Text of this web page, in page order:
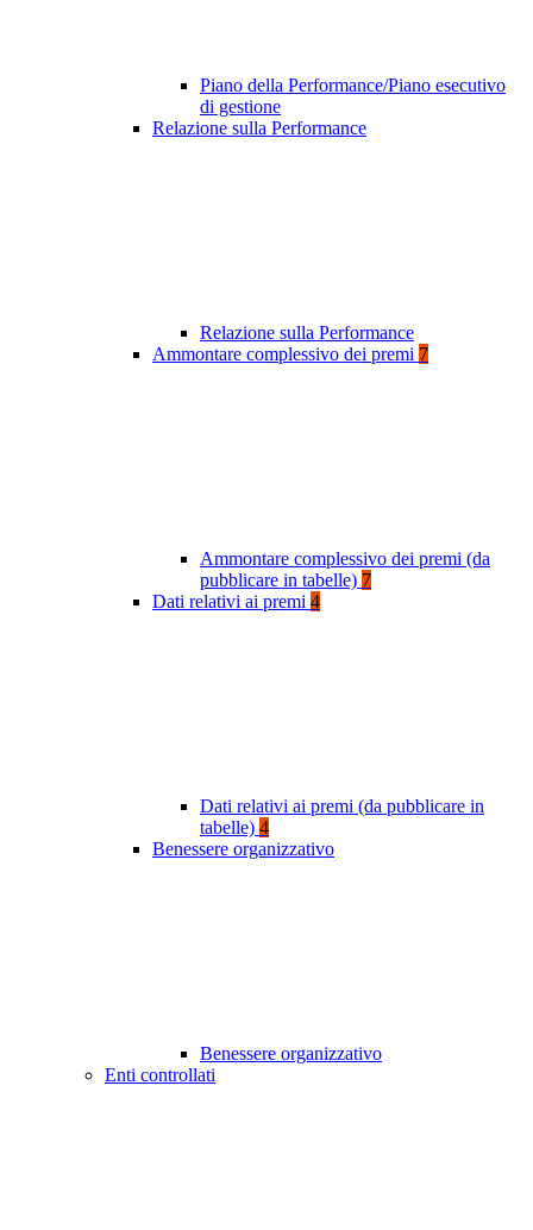
Piano della Performance/Piano esecutivo
di gestione
Relazione sulla Performance
Relazione sulla Performance
Ammontare complessivo dei premi 7
Ammontare complessivo dei premi (da
pubblicare in tabelle) 7
Dati relativi ai premi 4
Dati relativi ai premi (da pubblicare in
tabelle) 4
Benessere organizzativo
Benessere organizzativo
Enti controllati